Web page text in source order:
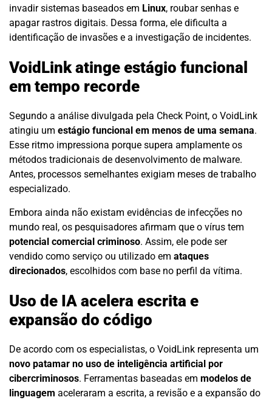
invadir sistemas baseados em Linux, roubar senhas e
apagar rastros digitais. Dessa forma, ele dificulta a
identificação de invasões e a investigação de incidentes.
VoidLink atinge estágio funcional
em tempo recorde
Segundo a análise divulgada pela Check Point, o VoidLink
atingiu um estágio funcional em menos de uma semana.
Esse ritmo impressiona porque supera amplamente os
métodos tradicionais de desenvolvimento de malware.
Antes, processos semelhantes exigiam meses de trabalho
especializado.
Embora ainda não existam evidências de infecções no
mundo real, os pesquisadores afirmam que o vírus tem
potencial comercial criminoso. Assim, ele pode ser
vendido como serviço ou utilizado em ataques
direcionados, escolhidos com base no perfil da vítima.
Uso de IA acelera escrita e
expansão do código
De acordo com os especialistas, o VoidLink representa um
novo patamar no uso de inteligência artificial por
cibercriminosos. Ferramentas baseadas em modelos de
linguagem aceleraram a escrita, a revisão e a expansão do